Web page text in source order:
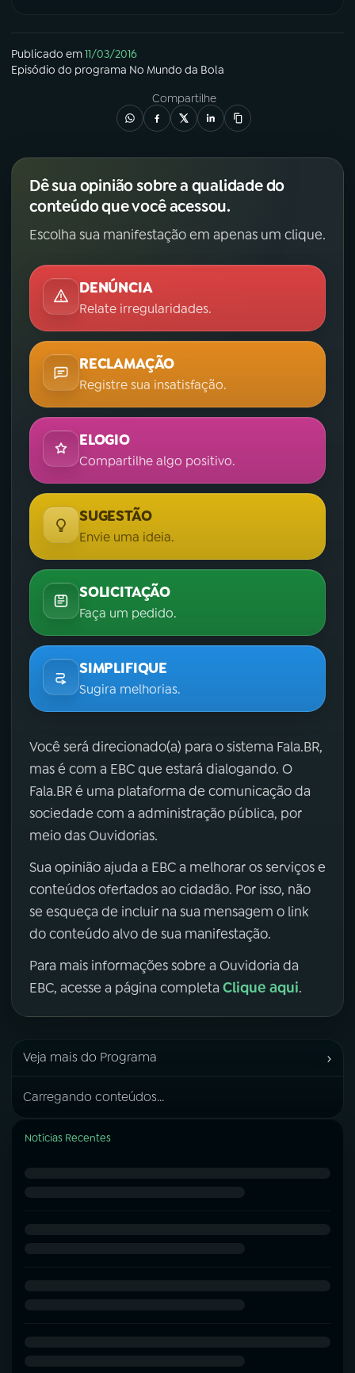
Publicado em11/03/2016
Episódio do programa No Mundo da Bola
Compartilhe
Dê sua opinião sobre a qualidade do
conteúdo que você acessou.
Escolha sua manifestação em apenas um clique.
DENÚNCIA
Relate irregularidades.
RECLAMAÇÃO
Registre sua insatisfação.
ELOGIO
Compartilhe algo positivo.
SUGESTÃO
Envie uma ideia.
SOLICITAÇÃO
Faça um pedido.
SIMPLIFIQUE
Sugira melhorias.
Você será direcionado(a) para o sistema Fala.BR,
mas é com a EBC que estará dialogando. O
Fala.BR é uma plataforma de comunicação da
sociedade com a administração pública, por
meio das Ouvidorias.
Sua opinião ajuda a EBC a melhorar os serviços e
conteúdos ofertados ao cidadão. Por isso, não
se esqueça de incluir na sua mensagem o link
do conteúdo alvo de sua manifestação.
Para mais informações sobre a Ouvidoria da
EBC, acesse a página completa Clique aqui.
Veja mais do Programa ›
Carregando conteúdos...
Notícias Recentes